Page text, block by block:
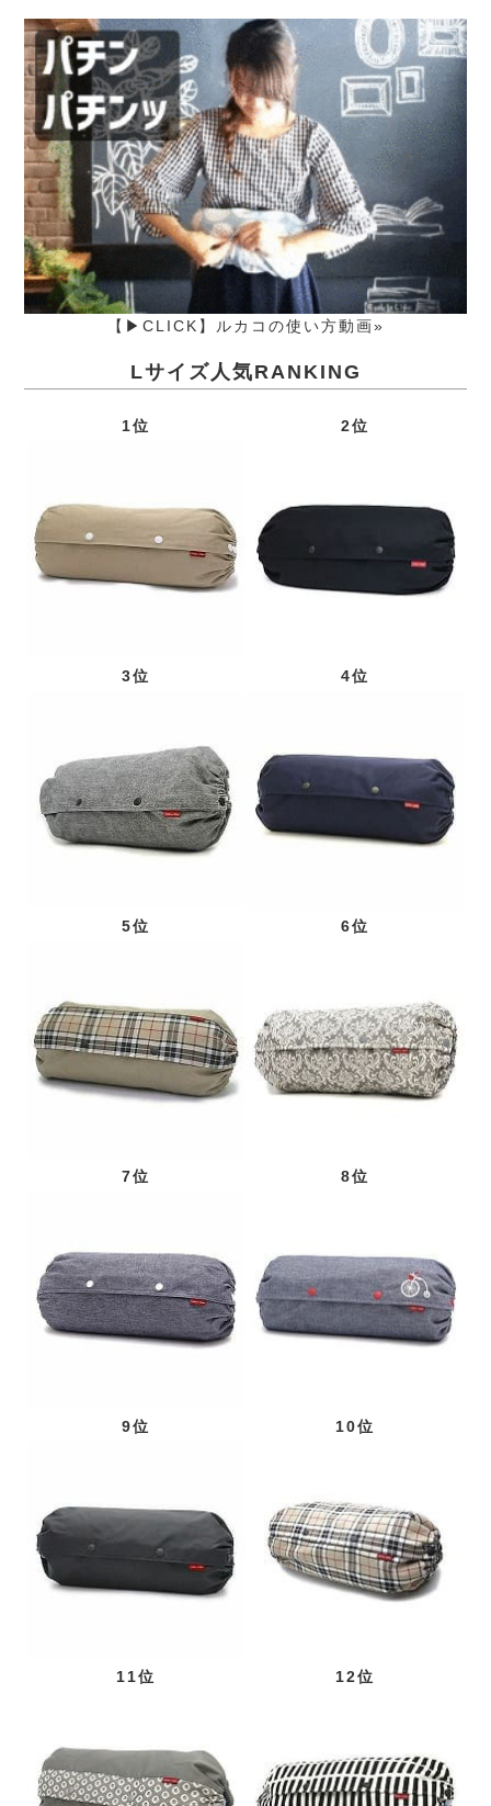
【▶CLICK】ルカコの使い方動画»
Lサイズ人気RANKING
1位 2位
3位 4位
5位 6位
7位 8位
9位 10位
11位 12位